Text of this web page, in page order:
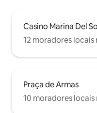
Casino Marina Del
12 moradores
Praça de Armas
10 moradores